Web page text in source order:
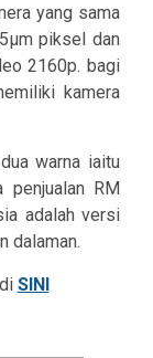
yang sama
piksel dan
2160p. bagi
kamera
warna iaitu
penjualan RM
adalah versi
dalaman.
SINI